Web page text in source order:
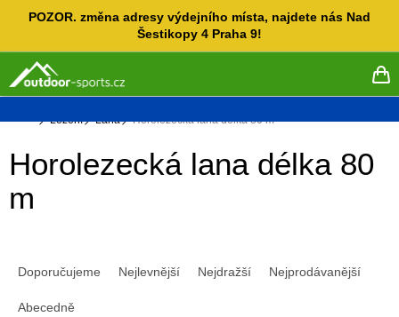
POZOR. změna adresy výdejního místa, najdete nás Nad
Šestikopy 4 Praha 9!
Domů
Lezení Lana Horolezecká lana délka 80 m
Horolezecká lana délka 80
m
Doporučujeme Nejlevnější Nejdražší Nejprodávanější
Abecedně